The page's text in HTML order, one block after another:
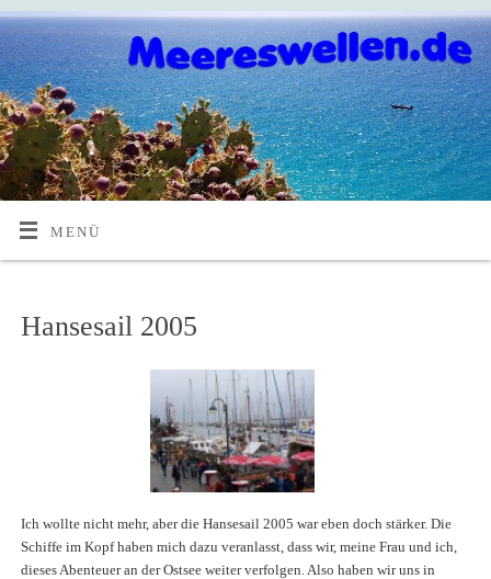
MENÜ
Hansesail 2005
Ich wollte nicht mehr, aber die Hansesail 2005 war eben doch stärker. Die
Schiffe im Kopf haben mich dazu veranlasst, dass wir, meine Frau und ich,
dieses Abenteuer an der Ostsee weiter verfolgen. Also haben wir uns in